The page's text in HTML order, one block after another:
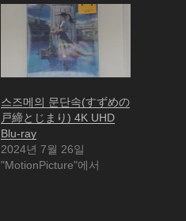
스즈메의 문단속(すずめの
戸締とじまり) 4K UHD
Blu-ray
2024년 7월 26일
"MotionPicture"에서